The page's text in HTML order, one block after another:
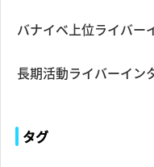
バナイベ上位ライバー
長期活動ライバーイン
タグ